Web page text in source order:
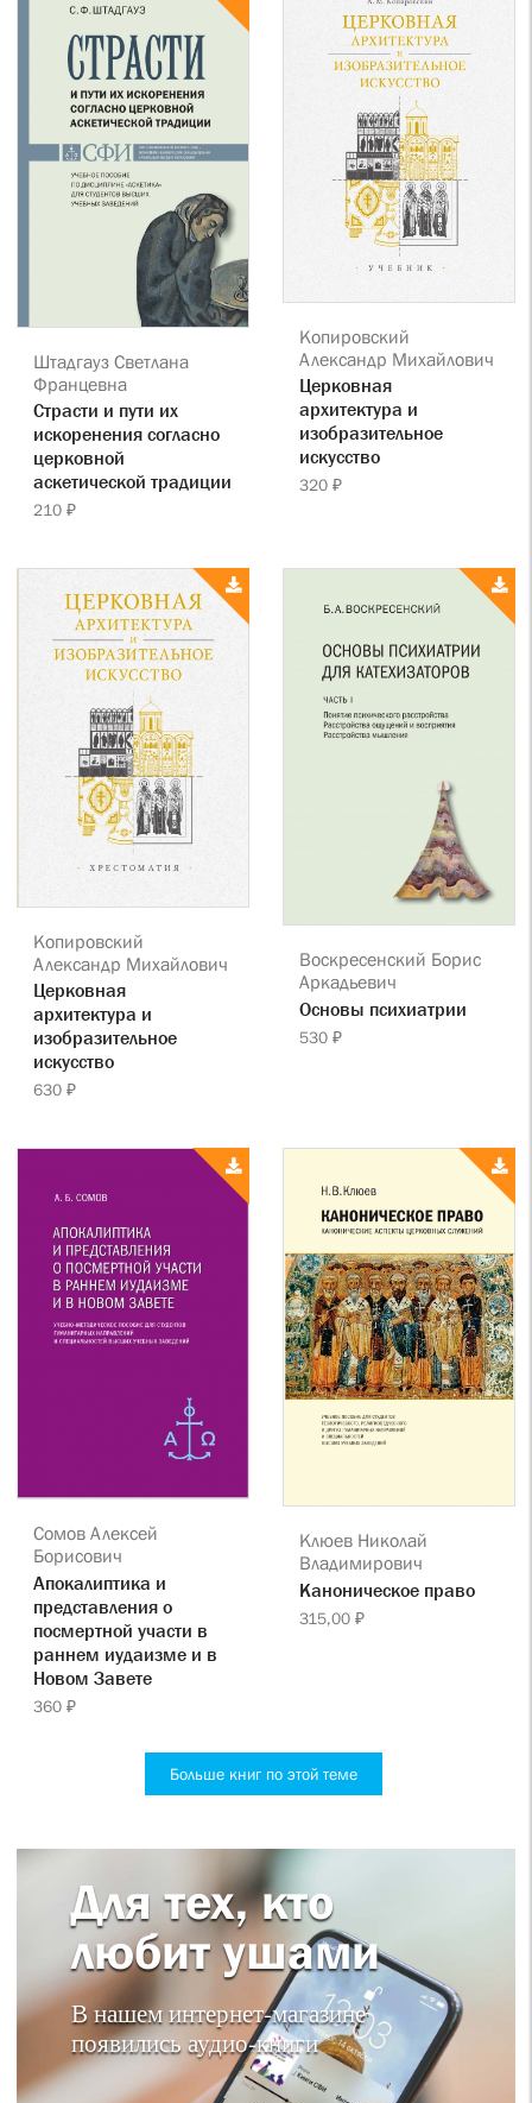
Штадгауз Светлана
Францевна
Страсти и пути их
искоренения согласно
церковной
аскетической традиции
210 ₽
Копировский
Александр Михайлович
Церковная
архитектура и
изобразительное
искусство
320 ₽
Копировский
Александр Михайлович
Церковная
архитектура и
изобразительное
искусство
630 ₽
Воскресенский Борис
Аркадьевич
Основы психиатрии
530 ₽
Сомов Алексей
Борисович
Апокалиптика и
представления о
посмертной участи в
раннем иудаизме и в
Новом Завете
360 ₽
Клюев Николай
Владимирович
Каноническое право
315,00 ₽
Больше книг по этой теме
Для тех, кто
любит ушами
В нашем интернет-магазине
появились аудио-книги